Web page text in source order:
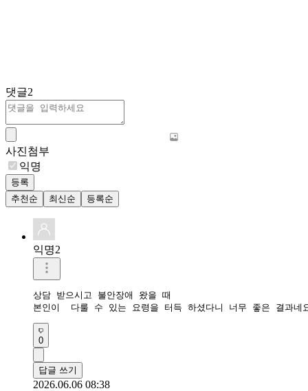
댓글2
사진첨부
익명
등록
추천순
최신순 등록순
익명2
상담 받으시고 불안장애 왔을 때
본인이  다룰 수 있는 요령을 터득 하셨다니 너무 좋은 결과네
0
답글 쓰기
2026.06.06 08:38